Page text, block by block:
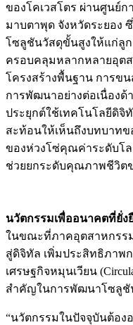
ของโคเวสโตร ผ่านศูนย์
มาบตาพุด จังหวัดระยอง
โซลูชันวัสดุขั้นสูงให้แก่ลู
ครอบคลุมหลากหลายอุต
โครงสร้างพื้นฐาน การข
การพัฒนาอย่างต่อเนื่องด้
ประยุกต์ใช้เทคโนโลยีดิจิ
สะท้อนให้เห็นถึงบทบาทข
ของห่วงโซ่คุณค่าระดับโ
ช่วยยกระดับคุณภาพชีวิต
นวัตกรรมเพื่ออนาคตที่ยั่ง
ในขณะที่ภาคอุตสาหกรร
สู่ดิจิทัล เพิ่มประสิทธิภาพ
เศรษฐกิจหมุนเวียน
สำคัญในการพัฒนาโซลูชั
“นวัตกรรมในปัจจุบันต้อง